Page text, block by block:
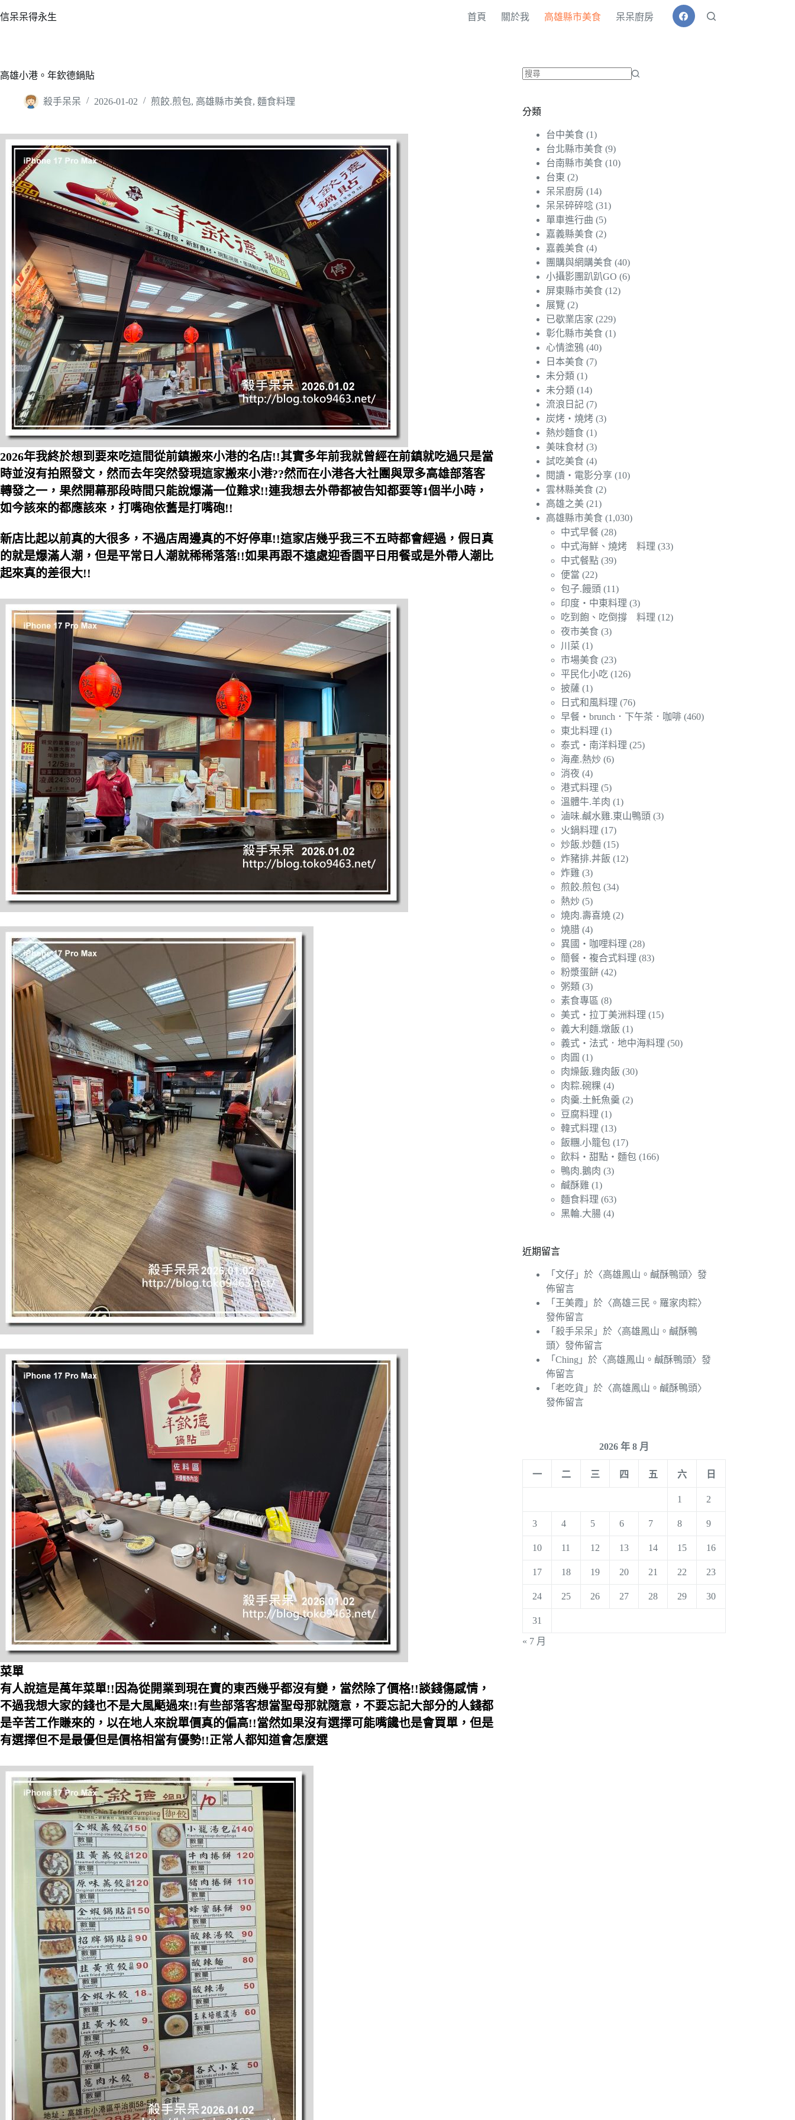
至
容
信呆呆得永生 首頁 關於我 高雄縣市美食 呆呆廚房
高雄小港。年欽德鍋貼
殺手呆呆 2026-01-02 煎餃.煎包, 高雄縣市美食, 麵食料理
2026年我終於想到要來吃這間從前鎮搬來小港的名店!!其實多年前我就曾經在前鎮就吃過只是當
時並沒有拍照發文，然而去年突然發現這家搬來小港??然而在小港各大社團與眾多高雄部落客
轉發之一，果然開幕那段時間只能說爆滿一位難求!!連我想去外帶都被告知都要等1個半小時，
如今該來的都應該來，打嘴砲依舊是打嘴砲!!
新店比起以前真的大很多，不過店周邊真的不好停車!!這家店幾乎我三不五時都會經過，假日真
的就是爆滿人潮，但是平常日人潮就稀稀落落!!如果再跟不遠處迎香園平日用餐或是外帶人潮比
起來真的差很大!!
菜單
有人說這是萬年菜單!!因為從開業到現在賣的東西幾乎都沒有變，當然除了價格!!談錢傷感情，
不過我想大家的錢也不是大風颳過來!!有些部落客想當聖母那就隨意，不要忘記大部分的人錢都
是辛苦工作賺來的，以在地人來說單價真的偏高!!當然如果沒有選擇可能嘴饞也是會買單，但是
有選擇但不是最優但是價格相當有優勢!!正常人都知道會怎麼選
到
分類
台中美食 (1)
台北縣市美食 (9)
台南縣市美食 (10)
台東 (2)
呆呆廚房 (14)
呆呆碎碎唸 (31)
單車進行曲 (5)
嘉義縣美食 (2)
嘉義美食 (4)
團購與網購美食 (40)
小攝影團趴趴GO (6)
屏東縣市美食 (12)
展覽 (2)
已歇業店家 (229)
彰化縣市美食 (1)
心情塗鴉 (40)
日本美食 (7)
未分類 (1)
未分類 (14)
流浪日記 (7)
炭烤‧燒烤 (3)
熱炒麵食 (1)
美味食材 (3)
試吃美食 (4)
閱讀‧電影分享 (10)
雲林縣美食 (2)
高雄之美 (21)
高雄縣市美食 (1,030)
中式早餐 (28)
中式海鮮、燒烤 料理 (33)
中式餐點 (39)
便當 (22)
包子.饅頭 (11)
印度‧中東料理 (3)
吃到飽、吃倒撐 料理 (12)
夜市美食 (3)
川菜 (1)
市場美食 (23)
平民化小吃 (126)
披薩 (1)
日式和風料理 (76)
早餐‧brunch．下午茶．咖啡 (460)
東北料理 (1)
泰式‧南洋料理 (25)
海產.熱炒 (6)
消夜 (4)
港式料理 (5)
溫體牛.羊肉 (1)
滷味.鹹水雞.東山鴨頭 (3)
火鍋料理 (17)
炒飯.炒麵 (15)
炸豬排.丼飯 (12)
炸雞 (3)
煎餃.煎包 (34)
熱炒 (5)
燒肉.壽喜燒 (2)
燒腊 (4)
異國‧咖哩料理 (28)
簡餐‧複合式料理 (83)
粉漿蛋餅 (42)
粥類 (3)
素食專區 (8)
美式‧拉丁美洲料理 (15)
義大利麵.燉飯 (1)
義式‧法式．地中海料理 (50)
肉圓 (1)
肉燥飯.雞肉飯 (30)
肉粽.碗粿 (4)
肉羹.土魠魚羹 (2)
豆腐料理 (1)
韓式料理 (13)
飯糰.小籠包 (17)
飲料‧甜點‧麵包 (166)
鴨肉.鵝肉 (3)
鹹酥雞 (1)
麵食料理 (63)
黑輪.大腸 (4)
近期留言
「文仔 」於〈高雄鳳山。鹹酥鴨頭〉發
佈留言
「 王美霞 」於〈高雄三民。羅家肉粽〉
發佈留言
「殺手呆呆 」於〈高雄鳳山。鹹酥鴨
頭〉發佈留言
「Ching 」於〈高雄鳳山。鹹酥鴨頭〉發
佈留言
「老吃貨 」於〈高雄鳳山。鹹酥鴨頭〉
發佈留言
2026 年 8 月
一 二 三 四 五 六 日
1 2
3 4 5 6 7 8 9
10 11 12 13 14 15 16
17 18 19 20 21 22 23
24 25 26 27 28 29 30
31
« 7 月